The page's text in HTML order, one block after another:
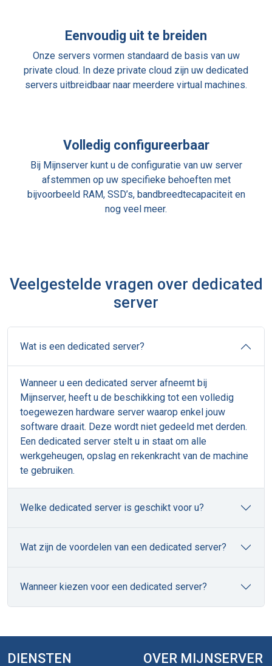
Eenvoudig uit te breiden
Onze servers vormen standaard de basis van uw
private cloud. In deze private cloud zijn uw dedicated
servers uitbreidbaar naar meerdere virtual machines.
Volledig configureerbaar
Bij Mijnserver kunt u de configuratie van uw server
afstemmen op uw specifieke behoeften met
bijvoorbeeld RAM, SSD’s, bandbreedtecapaciteit en
nog veel meer.
Veelgestelde vragen over dedicated
server
Wat is een dedicated server?
Wanneer u een dedicated server afneemt bij
Mijnserver, heeft u de beschikking tot een volledig
toegewezen hardware server waarop enkel jouw
software draait. Deze wordt niet gedeeld met derden.
Een dedicated server stelt u in staat om alle
werkgeheugen, opslag en rekenkracht van de machine
te gebruiken.
Welke dedicated server is geschikt voor u?
Wat zijn de voordelen van een dedicated server?
Wanneer kiezen voor een dedicated server?
DIENSTEN OVER MIJNSERVER